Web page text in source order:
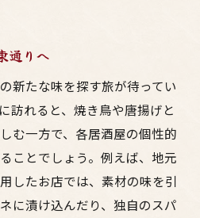
通りへ
新たな味を探す旅が待ってい
訪れると、焼き鳥や唐揚げと
む一方で、各居酒屋の個性的
ことでしょう。例えば、地元
したお店では、素材の味を引
に漬け込んだり、独自のスパ